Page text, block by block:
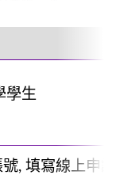
學生
, 填寫線上申